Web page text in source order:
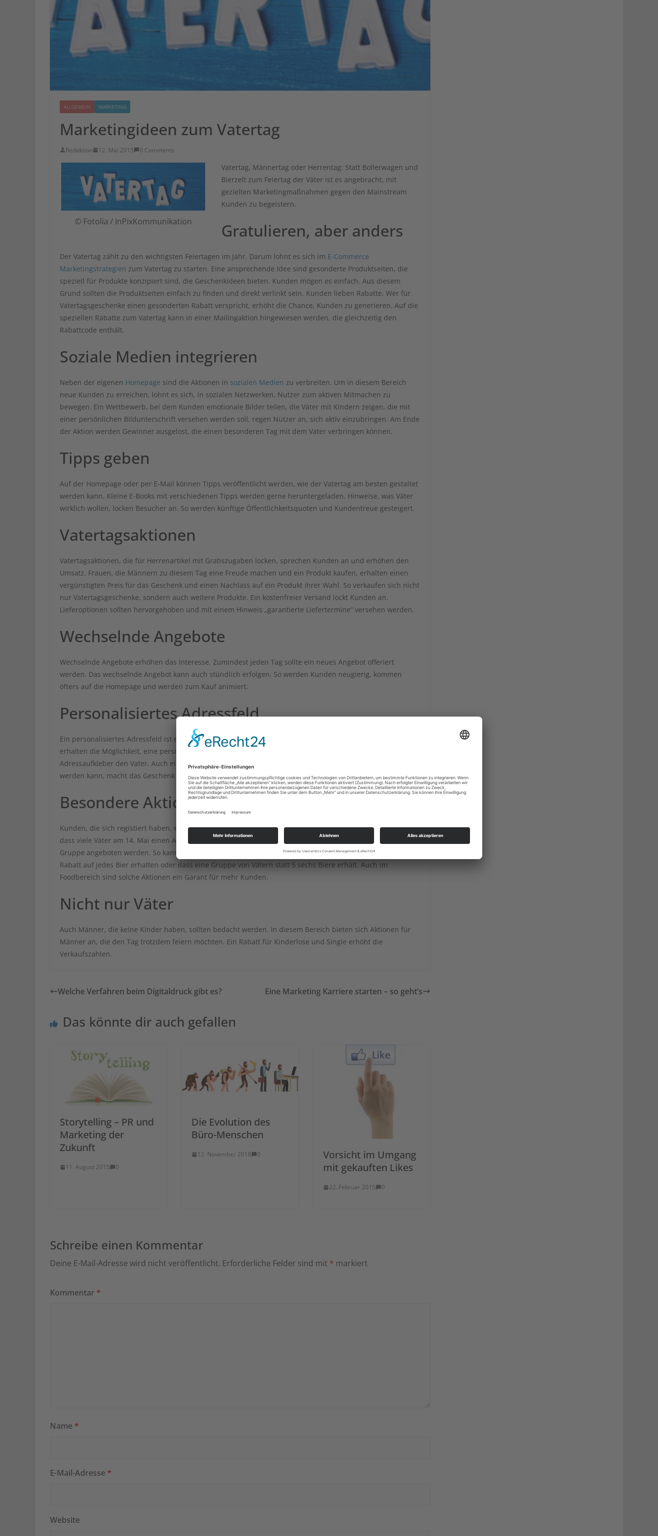
ALLGEMEIN MARKETING
Marketingideen zum Vatertag
Redaktion 12. Mai 2015 0 Comments
© Fotolia / InPixKommunikation
Vatertag, Männertag oder Herrentag: Statt Bollerwagen und
Bierzelt zum Feiertag der Väter ist es angebracht, mit
gezielten Marketingmaßnahmen gegen den Mainstream
Kunden zu begeistern.
Gratulieren, aber anders
Der Vatertag zählt zu den wichtigsten Feiertagen im Jahr. Darum lohnt es sich im E-Commerce
Marketingstrategien zum Vatertag zu starten. Eine ansprechende Idee sind gesonderte Produktseiten, die
speziell für Produkte konzipiert sind, die Geschenkideen bieten. Kunden mögen es einfach. Aus diesem
Grund sollten die Produktseiten einfach zu finden und direkt verlinkt sein. Kunden lieben Rabatte. Wer für
Vatertagsgeschenke einen gesonderten Rabatt verspricht, erhöht die Chance, Kunden zu generieren. Auf die
speziellen Rabatte zum Vatertag kann in einer Mailingaktion hingewiesen werden, die gleichzeitig den
Rabattcode enthält.
Soziale Medien integrieren
Neben der eigenen Homepage sind die Aktionen in sozialen Medien zu verbreiten. Um in diesem Bereich
neue Kunden zu erreichen, lohnt es sich, in sozialen Netzwerken, Nutzer zum aktiven Mitmachen zu
bewegen. Ein Wettbewerb, bei dem Kunden emotionale Bilder teilen, die Väter mit Kindern zeigen, die mit
einer persönlichen Bildunterschrift versehen werden soll, regen Nutzer an, sich aktiv einzubringen. Am Ende
der Aktion werden Gewinner ausgelost, die einen besonderen Tag mit dem Vater verbringen können.
Tipps geben
Auf der Homepage oder per E-Mail können Tipps veröffentlicht werden, wie der Vatertag am besten gestaltet
werden kann. Kleine E-Books mit verschiedenen Tipps werden gerne heruntergeladen. Hinweise, was Väter
wirklich wollen, locken Besucher an. So werden künftige Öffentlichkeitsquoten und Kundentreue gesteigert.
Vatertagsaktionen
Vatertagsaktionen, die für Herrenartikel mit Gratiszugaben locken, sprechen Kunden an und erhöhen den
Umsatz. Frauen, die Männern zu diesem Tag eine Freude machen und ein Produkt kaufen, erhalten einen
vergünstigten Preis für das Geschenk und einen Nachlass auf ein Produkt ihrer Wahl. So verkaufen sich nicht
nur Vatertagsgeschenke, sondern auch weitere Produkte. Ein kostenfreier Versand lockt Kunden an.
Lieferoptionen sollten hervorgehoben und mit einem Hinweis „garantierte Liefertermine“ versehen werden.
Wechselnde Angebote
Wechselnde Angebote erhöhen das Interesse. Zumindest jeden Tag sollte ein neues Angebot offeriert
werden. Das wechselnde Angebot kann auch stündlich erfolgen. So werden Kunden neugierig, kommen
öfters auf die Homepage und werden zum Kauf animiert.
Personalisiertes Adressfeld
Ein personalisiertes Adressfeld ist etwas Besonderes. Kunden, die Geschenke direkt an den Vater senden,
erhalten die Möglichkeit, eine persönliche Unterzeile unter den Namen zu setzen. So freut bereits der
Adressaufkleber den Vater. Auch eine kostenfrei beigelegte Grußkarte, die mit persönlichen Zeilen versehen
werden kann, macht das Geschenk zu etwas Besonderem.
Besondere Aktionen
Kunden, die sich registiert haben, erhalten am Vatertag im Geschäft einen Rabatt. Angelehnt an den Brauch,
dass viele Väter am 14. Mai einen Ausflug mit Freunden unternehmen, sollten Ermäßigungen für eine kleine
Gruppe angeboten werden. So kann eine Aktion für Biergutscheine damit werben, dass Väter entweder einen
Rabatt auf jedes Bier erhalten oder dass eine Gruppe von Vätern statt 5 sechs Biere erhält. Auch im
Foodbereich sind solche Aktionen ein Garant für mehr Kunden.
Nicht nur Väter
Auch Männer, die keine Kinder haben, sollten bedacht werden. In diesem Bereich bieten sich Aktionen für
Männer an, die den Tag trotzdem feiern möchten. Ein Rabatt für Kinderlose und Single erhöht die
Verkaufszahlen.
Welche Verfahren beim Digitaldruck gibt es? Eine Marketing Karriere starten – so geht’s
Das könnte dir auch gefallen
Storytelling – PR und
Marketing der
Zukunft
11. August 2015 0
Die Evolution des
Büro-Menschen
12. November 2018 0
Vorsicht im Umgang
mit gekauften Likes
22. Februar 2015 0
Schreibe einen Kommentar
Deine E-Mail-Adresse wird nicht veröffentlicht. Erforderliche Felder sind mit * markiert
Kommentar *
Name *
E-Mail-Adresse *
Website